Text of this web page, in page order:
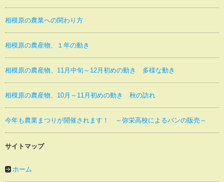
相模原の農業への関わり方
相模原の農産物、１年の動き
相模原の農産物、11月中旬～12月初めの動き 多様な動き
相模原の農産物、10月～11月初めの動き 秋の訪れ
今年も農業まつりが開催されます！ ～弥栄高校によるパンの販売～
サイトマップ
ホーム